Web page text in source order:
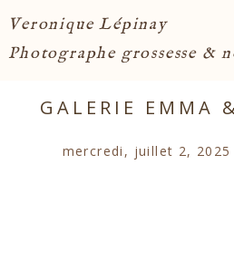
Veronique Lépinay
Photographe grossesse &
GALERIE EMMA
mercredi, juillet 2, 2025